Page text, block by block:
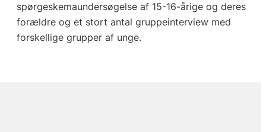
spørgeskemaundersøgelse af 15-16-årige og deres
forældre og et stort antal gruppeinterview med
forskellige grupper af unge.